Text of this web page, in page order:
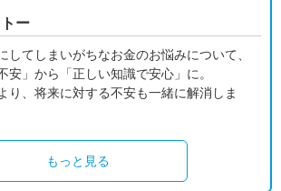
ー
してしまいがちなお金のお悩みについて、
安」から「正しい知識で安心」に。
り、将来に対する不安も一緒に解消しま
もっと見る